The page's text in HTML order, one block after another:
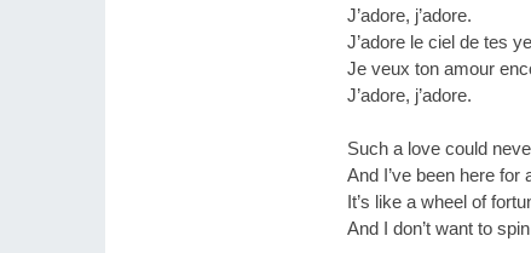
J’adore, j’adore.
J’adore le ciel de tes
Je veux ton amour
J’adore, j’adore.
Such a love could
And I’ve been here for
It’s like a wheel of
And I don’t want to